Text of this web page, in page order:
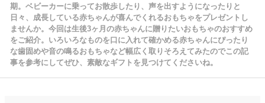
期。ベビーカーに乗ってお散歩したり、声を出すようになったりと
日々、成長している赤ちゃんが喜んでくれるおもちゃをプレゼントし
ませんか。今回は生後3ヶ月の赤ちゃんに贈りたいおもちゃのおすすめ
をご紹介。いろいろなものを口に入れて確かめる赤ちゃんにぴったり
な歯固めや音の鳴るおもちゃなど幅広く取りそろえてみたのでこの記
事を参考にしてぜひ、素敵なギフトを見つけてくださいね。